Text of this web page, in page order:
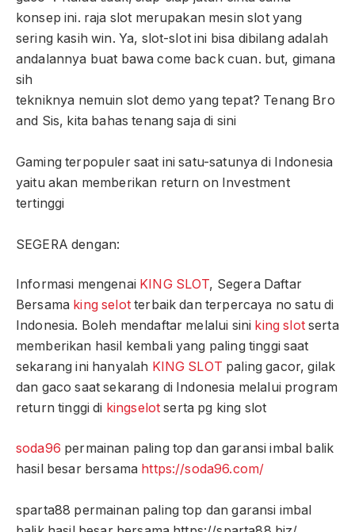
konsep ini. raja slot merupakan mesin slot yang
sering kasih win. Ya, slot-slot ini bisa dibilang adalah
andalannya buat bawa come back cuan. but, gimana
sih
tekniknya nemuin slot demo yang tepat? Tenang Bro
and Sis, kita bahas tenang saja di sini
Gaming terpopuler saat ini satu-satunya di Indonesia
yaitu akan memberikan return on Investment
tertinggi
SEGERA dengan:
Informasi mengenai KING SLOT, Segera Daftar
Bersama king selotterbaik dan terpercaya no satu di
Indonesia. Boleh mendaftar melalui sini king slotserta
memberikan hasil kembali yang paling tinggi saat
sekarang ini hanyalah KING SLOT paling gacor, gilak
dan gaco saat sekarang di Indonesia melalui program
return tinggi di kingselot serta pg king slot
soda96 permainan paling top dan garansi imbal balik
hasil besar bersama https://soda96.com/
sparta88 permainan paling top dan garansi imbal